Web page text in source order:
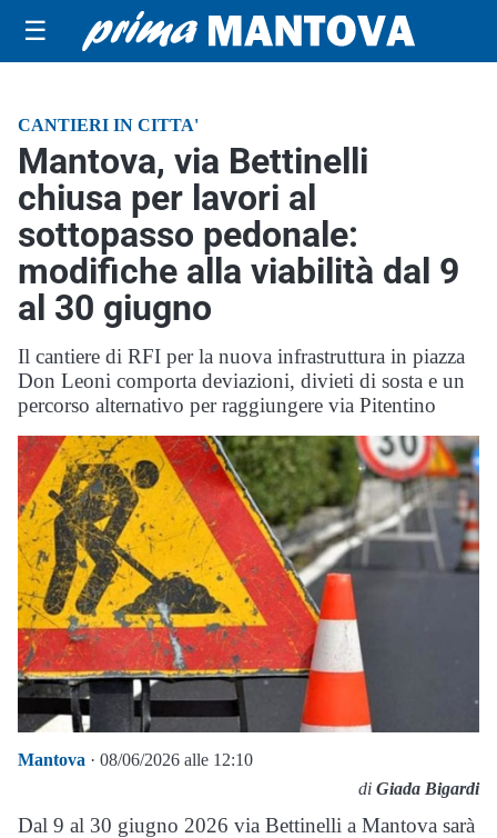
☰
CANTIERI IN CITTA'
Mantova, via Bettinelli
chiusa per lavori al
sottopasso pedonale:
modifiche alla viabilità dal 9
al 30 giugno
Il cantiere di RFI per la nuova infrastruttura in piazza
Don Leoni comporta deviazioni, divieti di sosta e un
percorso alternativo per raggiungere via Pitentino
Mantova · 08/06/2026 alle 12:10
di Giada Bigardi
Dal 9 al 30 giugno 2026 via Bettinelli a Mantova sarà